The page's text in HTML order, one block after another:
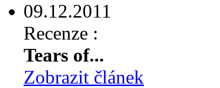
09.12.2011
Recenze :
Tears of...
Zobrazit článek